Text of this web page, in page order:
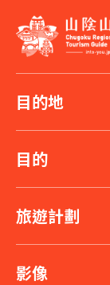
目的地
目的
旅遊計劃
影像